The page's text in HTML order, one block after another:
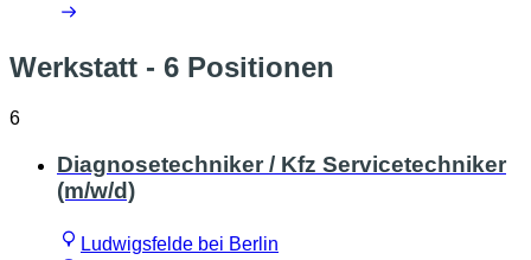
Werkstatt - 6 Positionen
6
Diagnosetechniker / Kfz Servicetechniker
(m/w/d)
Ludwigsfelde bei Berlin